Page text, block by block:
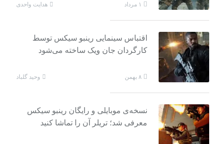
۱ مرداد هدایت واحدی
اقتباس سینمایی رینبو سیکس توسط
کارگردان جان ویک ساخته می‌شود
۸ بهمن وحید گلباد
نسخه‌ی موبایلی و رایگان رینبو سیکس
معرفی شد؛ تریلر آن را تماشا کنید